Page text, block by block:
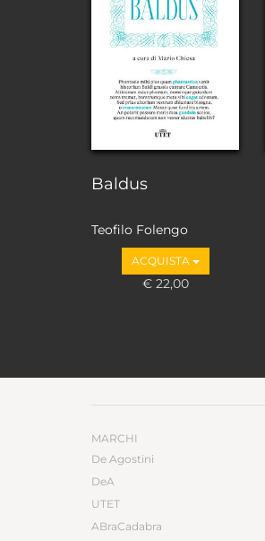
Baldus
Teofilo Folengo
ACQUISTA
€ 22,00
MARCHI
De Agostini
DeA
UTET
ABraCadabra